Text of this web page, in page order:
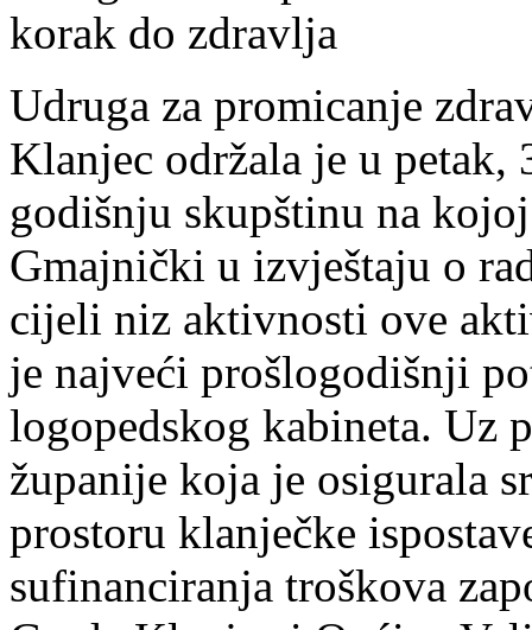
Udruga za promicanje
Klanjec održala je u petak,
godišnju skupštinu na
Gmajnički u izvještaju o
cijeli niz aktivnosti ove
je najveći prošlogodišnji
logopedskog kabineta. Uz
županije koja je osigurala
prostoru klanječke
sufinanciranja troškova